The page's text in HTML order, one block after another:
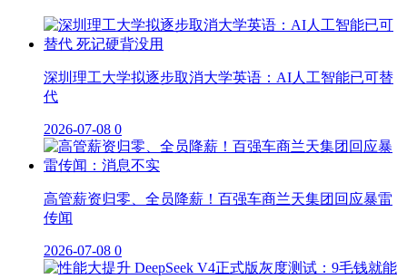
深圳理工大学拟逐步取消大学英语：AI人工智能已可替
代
2026-07-08 0
高管薪资归零、全员降薪！百强车商兰天集团回应暴雷
传闻
2026-07-08 0